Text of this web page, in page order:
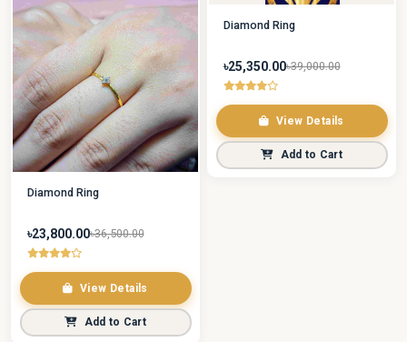
Diamond Ring
৳23,800.00৳36,500.00
View Details
Add to Cart
Diamond Ring
৳25,350.00৳39,000.00
View Details
Add to Cart